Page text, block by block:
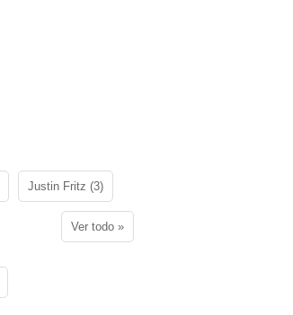
Justin Fritz (3)
Ver todo »